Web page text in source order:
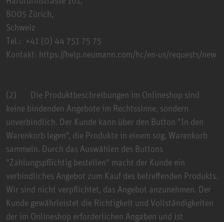
8005 Zürich,
Schweiz
Tel.: +41 (0) 44 751 75 75
Kontakt: https://help.neumann.com/hc/en-us/requests/new
(2) Die Produktbeschreibungen im Onlineshop sind
keine bindenden Angebote im Rechtssinne, sondern
unverbindlich. Der Kunde kann über den Button "In den
Warenkorb legen", die Produkte in einem sog. Warenkorb
sammeln. Durch das Auswählen des Buttons
"Zahlungspflichtig bestellen" macht der Kunde ein
verbindliches Angebot zum Kauf des betreffenden Produkts.
Wir sind nicht verpflichtet, das Angebot anzunehmen. Der
Kunde gewährleistet die Richtigkeit und Vollständigkeiten
der im Onlineshop erforderlichen Angaben und ist